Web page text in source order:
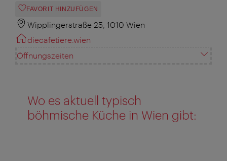
FAVORIT HINZUFÜGEN
Wipplingerstraße 25, 1010 Wien
diecafetiere.wien
Öffnungszeiten
Wo es aktuell typisch
böhmische Küche in Wien gibt: